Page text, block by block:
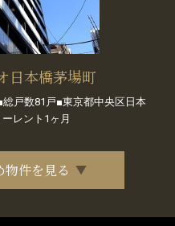
日本橋茅場町
戸数81戸■東京都中央区日本
レント1ヶ月
件を見る